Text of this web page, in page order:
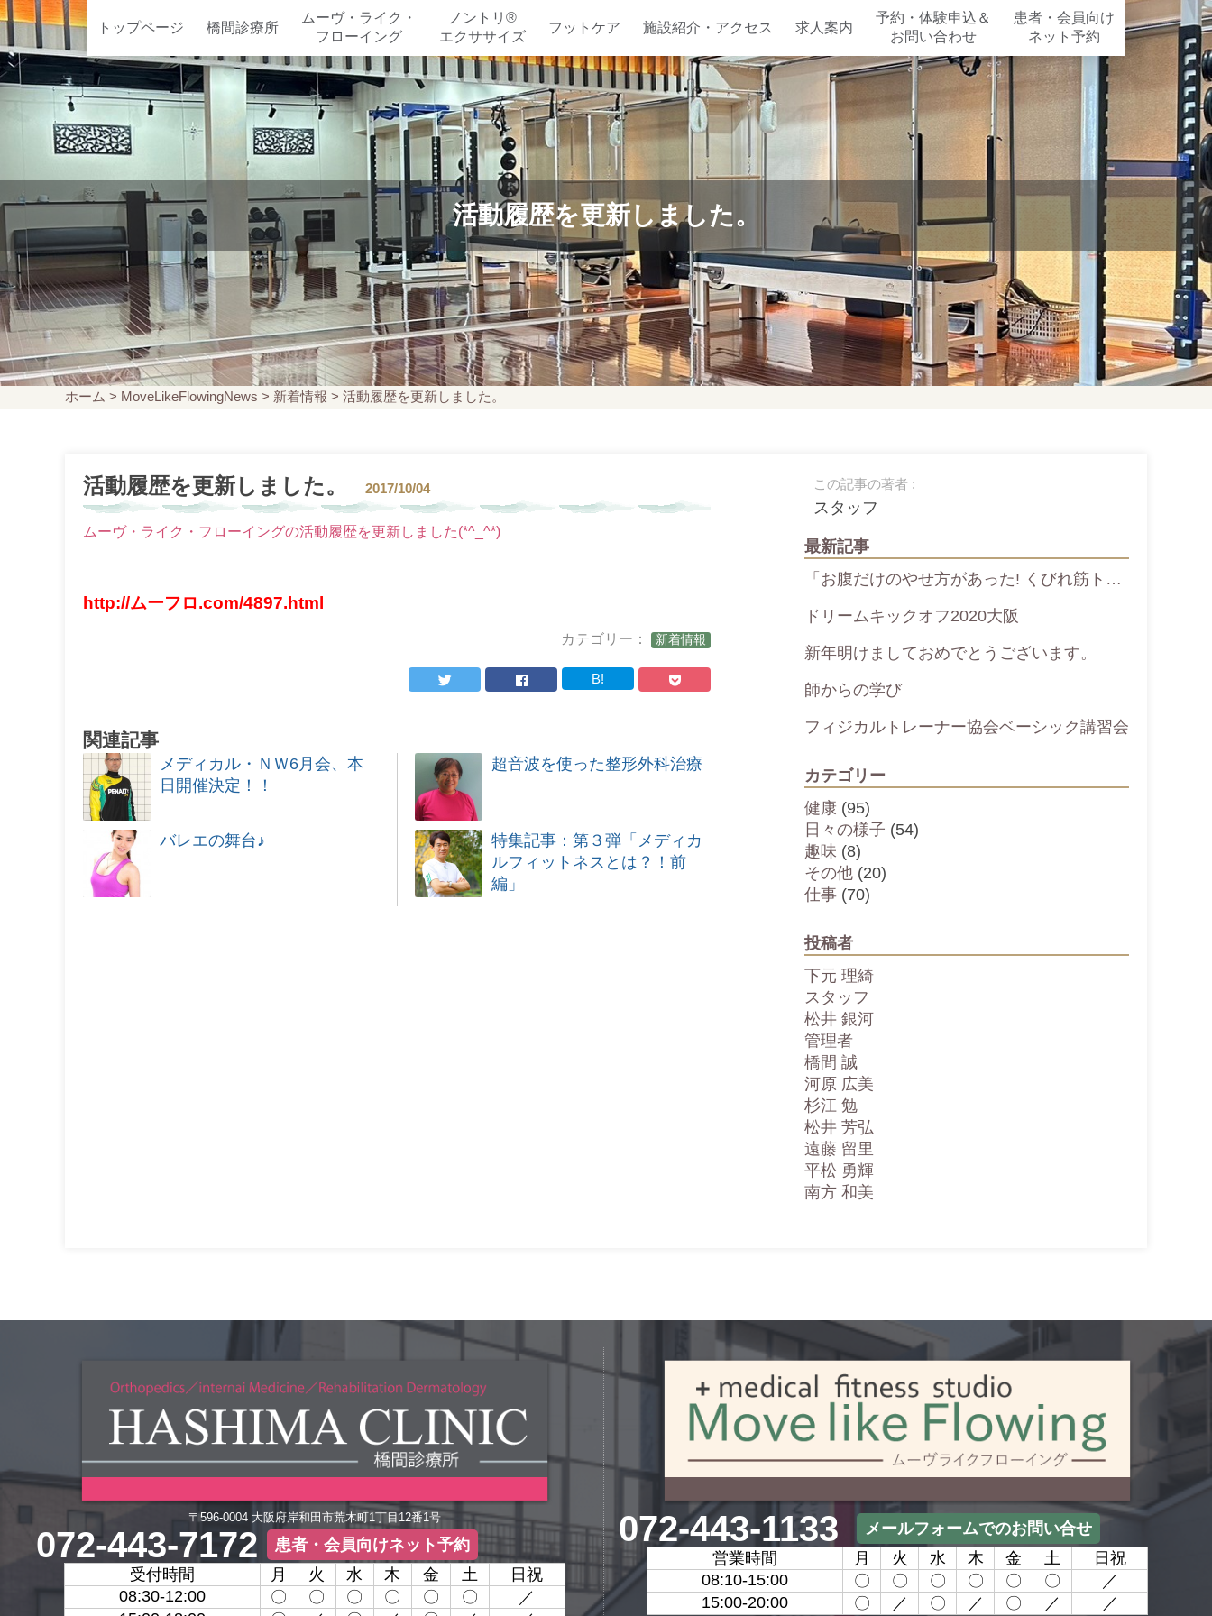
活動履歴を更新しました。
トップページ 橋間診療所
ムーヴ・ライク・
フローイング
ノントリ®
エクササイズ
フットケア 施設紹介・アクセス 求人案内
予約・体験申込＆
お問い合わせ
患者・会員向け
ネット予約
ホーム > MoveLikeFlowingNews > 新着情報 > 活動履歴を更新しました。
活動履歴を更新しました。 2017/10/04
ムーヴ・ライク・フローイングの活動履歴を更新しました(*^_^*)
http://ムーフロ.com/4897.html
カテゴリー： 新着情報
B!
関連記事
メディカル・ＮＷ6月会、本
日開催決定！！
バレエの舞台♪
超音波を使った整形外科治療
特集記事：第３弾「メディカ
ルフィットネスとは？！前
編」
この記事の著者 :
スタッフ
最新記事
「お腹だけのやせ方があった! くびれ筋ト…
ドリームキックオフ2020大阪
新年明けましておめでとうございます。
師からの学び
フィジカルトレーナー協会ベーシック講習会
カテゴリー
健康 (95)
日々の様子 (54)
趣味 (8)
その他 (20)
仕事 (70)
投稿者
下元 理綺
スタッフ
松井 銀河
管理者
橋間 誠
河原 広美
杉江 勉
松井 芳弘
遠藤 留里
平松 勇輝
南方 和美
〒596-0004 大阪府岸和田市荒木町1丁目12番1号
072-443-7172
患者・会員向けネット予約
受付時間
月 火 水 木 金 土
日祝
08:30-12:00
〇 〇 〇 〇 〇 〇
／
072-443-1133
メールフォームでのお問い合せ
営業時間
月 火 水 木 金 土
日祝
08:10-15:00
〇 〇 〇 〇 〇 〇
／
15:00-20:00
〇 ／ 〇 ／ 〇 ／ ／